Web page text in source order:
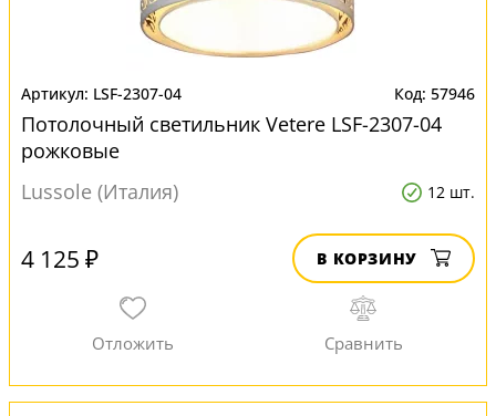
LSF-2307-04 57946
Потолочный светильник Vetere LSF-2307-04
рожковые
Lussole (Италия)
12 шт.
4 125 ₽ В КОРЗИНУ